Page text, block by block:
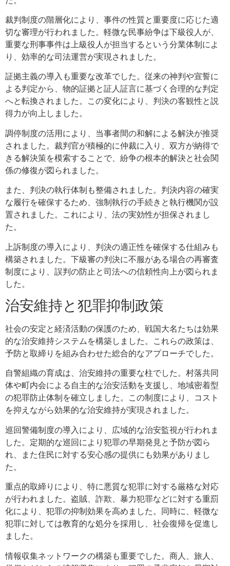
裁判制度の階層化により、事件の性質と重要度に応じた適
切な審理が行われました。軽微な民事紛争は下級役人が、
重要な刑事事件は上級役人が担当するという分業体制によ
り、効率的な司法運営が実現されました。
証拠主義の導入も重要な改革でした。従来の神判や宣誓に
よる判定から、物的証拠と証人証言に基づく合理的な判定
へと転換されました。この変化により、判決の客観性と説
得力が向上しました。
調停制度の活用により、当事者間の和解による解決が推奨
されました。裁判官が積極的に仲裁に入り、双方が納得で
きる解決策を模索することで、紛争の根本的解決と社会関
係の修復が図られました。
また、判決の執行体制も整備されました。判決内容の確実
な履行を確保するため、強制執行の手続きと執行機関が設
置されました。これにより、法の実効性が担保されまし
た。
上訴制度の導入により、判決の適正性を確保する仕組みも
構築されました。下級審の判決に不服がある場合の再審査
制度により、誤判の防止と司法への信頼性向上が図られま
した。
治安維持と犯罪抑制政策
社会の安定と経済活動の保護のため、戦国大名たちは効果
的な治安維持システムを構築しました。これらの政策は、
予防と取締りを組み合わせた総合的なアプローチでした。
自警組織の育成は、治安維持の重要な柱でした。村落共同
体や町内会による自主的な治安活動を支援し、地域密着型
の犯罪防止体制を確立しました。この制度により、コスト
を抑えながら効果的な治安維持が実現されました。
巡回警備制度の導入により、広域的な治安監視が行われま
した。定期的な巡回により犯罪の早期発見と予防が図ら
れ、また住民に対する安心感の提供にも効果がありまし
た。
重点的取締りにより、特に悪質な犯罪に対する厳格な対応
が行われました。盗賊、詐欺、暴力犯罪などに対する重罰
化により、犯罪の抑制効果を高めました。同時に、軽微な
犯罪に対しては教育的な処分を採用し、社会復帰を促進し
ました。
情報収集ネットワークの構築も重要でした。商人、旅人、